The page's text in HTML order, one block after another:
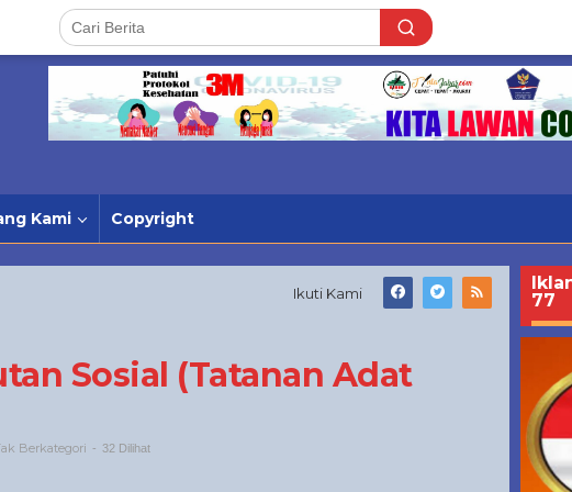
Kami Copyright
Ikuti Kami
Sosial (Tatanan Adat
Berkategori - 32 Dilihat
77